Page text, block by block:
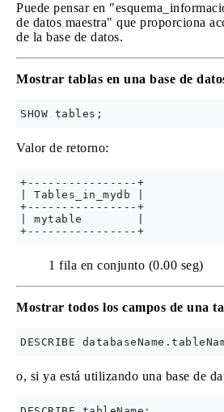
Puede pensar en
de datos maestra" que proporciona
de la base de datos.
Mostrar tablas en una base de
Valor de retorno:
+----------------+
| Tables_in_mydb |
+----------------+
| mytable        |
1 fila en conjunto (0.00 seg)
Mostrar todos los campos de una
o, si ya está utilizando una base de